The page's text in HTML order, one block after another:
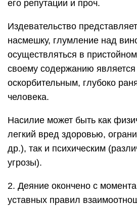
его репутации и проч.
Издевательство
насмешку, глумление над
осуществляться в
своему содержанию
оскорбительным, глубоко
человека.
Насилие может быть как
легкий вред здоровью,
др.), так и психическим
угрозы).
2. Деяние окончено с
уставных правил